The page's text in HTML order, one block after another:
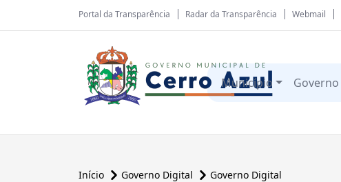
Portal da Transparência Radar da Transparência Webmail
Município Governo
Início Governo Digital Governo Digital